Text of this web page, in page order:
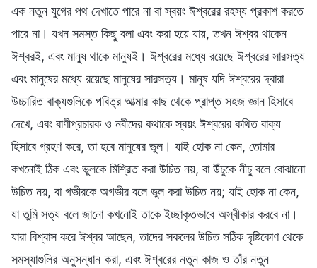
এক নতুন যুগের পথ দেখাতে পারে না বা স্বয়ং ঈশ্বরের রহস্য প্রকাশ করতে
পারে না। যখন সমস্ত কিছু বলা এবং করা হয়ে যায়, তখন ঈশ্বর থাকেন
ঈশ্বরই, এবং মানুষ থাকে মানুষই। ঈশ্বরের মধ্যে রয়েছে ঈশ্বরের সারসত্য
এবং মানুষের মধ্যে রয়েছে মানুষের সারসত্য। মানুষ যদি ঈশ্বরের দ্বারা
উচ্চারিত বাক্যগুলিকে পবিত্র আত্মার কাছ থেকে প্রাপ্ত সহজ জ্ঞান হিসাবে
দেখে, এবং বাণীপ্রচারক ও নবীদের কথাকে স্বয়ং ঈশ্বরের কথিত বাক্য
হিসাবে গ্রহণ করে, তা হবে মানুষের ভুল। যাই হোক না কেন, তোমার
কখনোই ঠিক এবং ভুলকে মিশ্রিত করা উচিত নয়, বা উঁচুকে নীচু বলে বোঝানো
উচিত নয়, বা গভীরকে অগভীর বলে ভুল করা উচিত নয়; যাই হোক না কেন,
যা তুমি সত্য বলে জানো কখনোই তাকে ইচ্ছাকৃতভাবে অস্বীকার করবে না।
যারা বিশ্বাস করে ঈশ্বর আছেন, তাদের সকলের উচিত সঠিক দৃষ্টিকোণ থেকে
সমস্যাগুলির অনুসন্ধান করা, এবং ঈশ্বরের নতুন কাজ ও তাঁর নতুন